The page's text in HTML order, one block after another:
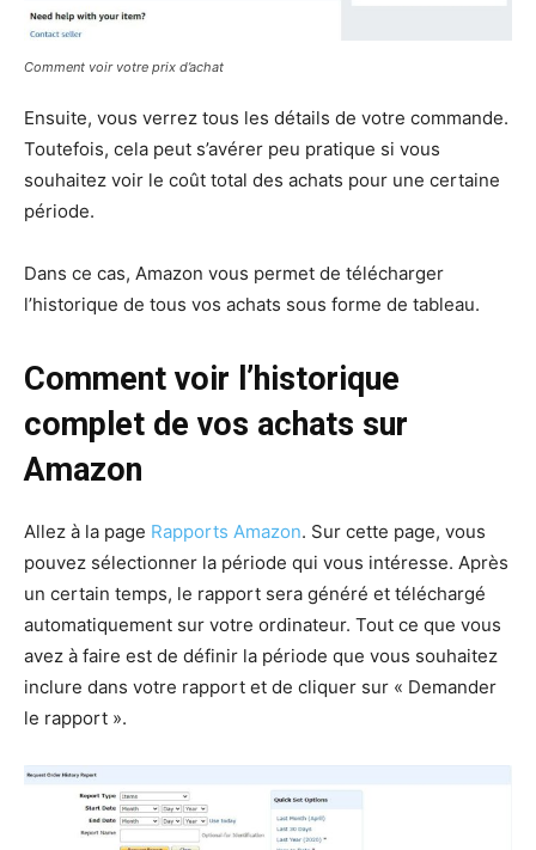
Comment voir votre prix d’achat
Ensuite, vous verrez tous les détails de votre commande.
Toutefois, cela peut s’avérer peu pratique si vous
souhaitez voir le coût total des achats pour une certaine
période.
Dans ce cas, Amazon vous permet de télécharger
l’historique de tous vos achats sous forme de tableau.
Comment voir l’historique
complet de vos achats sur
Amazon
Allez à la page Rapports Amazon. Sur cette page, vous
pouvez sélectionner la période qui vous intéresse. Après
un certain temps, le rapport sera généré et téléchargé
automatiquement sur votre ordinateur. Tout ce que vous
avez à faire est de définir la période que vous souhaitez
inclure dans votre rapport et de cliquer sur « Demander
le rapport ».